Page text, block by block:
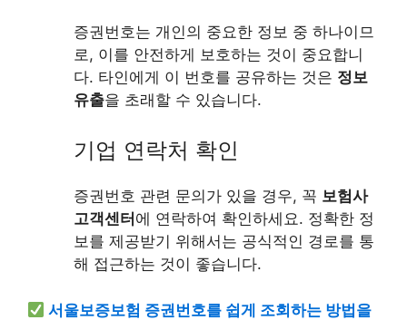
증권번호는 개인의 중요한 정보 중 하나이므
로, 이를 안전하게 보호하는 것이 중요합니
다. 타인에게 이 번호를 공유하는 것은 정보
유출을 초래할 수 있습니다.
기업 연락처 확인
증권번호 관련 문의가 있을 경우, 꼭 보험사
고객센터 에 연락하여 확인하세요. 정확한 정
보를 제공받기 위해서는 공식적인 경로를 통
해 접근하는 것이 좋습니다.
서울보증보험 증권번호를 쉽게 조회하는 방법을